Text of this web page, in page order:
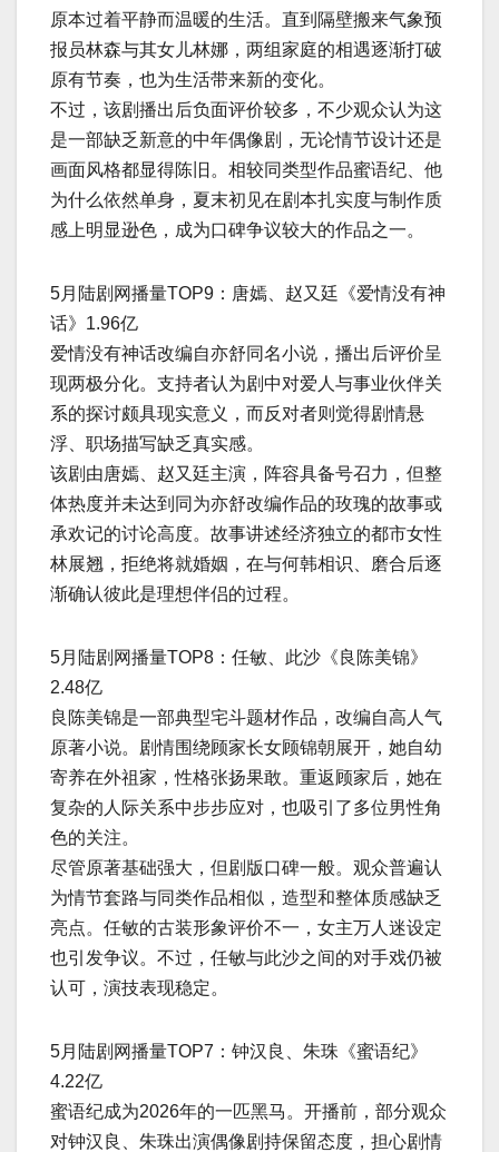
原本过着平静而温暖的生活。直到隔壁搬来气象预
报员林森与其女儿林娜，两组家庭的相遇逐渐打破
原有节奏，也为生活带来新的变化。
不过，该剧播出后负面评价较多，不少观众认为这
是一部缺乏新意的中年偶像剧，无论情节设计还是
画面风格都显得陈旧。相较同类型作品蜜语纪、他
为什么依然单身，夏末初见在剧本扎实度与制作质
感上明显逊色，成为口碑争议较大的作品之一。
5月陆剧网播量TOP9：唐嫣、赵又廷《爱情没有神
话》1.96亿
爱情没有神话改编自亦舒同名小说，播出后评价呈
现两极分化。支持者认为剧中对爱人与事业伙伴关
系的探讨颇具现实意义，而反对者则觉得剧情悬
浮、职场描写缺乏真实感。
该剧由唐嫣、赵又廷主演，阵容具备号召力，但整
体热度并未达到同为亦舒改编作品的玫瑰的故事或
承欢记的讨论高度。故事讲述经济独立的都市女性
林展翘，拒绝将就婚姻，在与何韩相识、磨合后逐
渐确认彼此是理想伴侣的过程。
5月陆剧网播量TOP8：任敏、此沙《良陈美锦》
2.48亿
良陈美锦是一部典型宅斗题材作品，改编自高人气
原著小说。剧情围绕顾家长女顾锦朝展开，她自幼
寄养在外祖家，性格张扬果敢。重返顾家后，她在
复杂的人际关系中步步应对，也吸引了多位男性角
色的关注。
尽管原著基础强大，但剧版口碑一般。观众普遍认
为情节套路与同类作品相似，造型和整体质感缺乏
亮点。任敏的古装形象评价不一，女主万人迷设定
也引发争议。不过，任敏与此沙之间的对手戏仍被
认可，演技表现稳定。
5月陆剧网播量TOP7：钟汉良、朱珠《蜜语纪》
4.22亿
蜜语纪成为2026年的一匹黑马。开播前，部分观众
对钟汉良、朱珠出演偶像剧持保留态度，担心剧情